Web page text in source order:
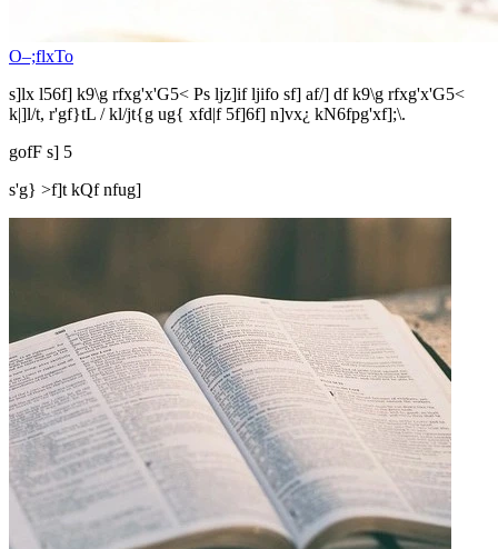
O–;flxTo
s]lx l56f] k9\g rfxg'x'G5< Ps ljz]if ljifo sf] af/] df k9\g rfxg'x'G5<
k|]l/t, r'gf}tL / kl/jt{g ug{ xfd|f 5f]6f] n]vx¿ kN6fpg'xf];\.
gofF s] 5
s'g} >f]t kQf nfug]